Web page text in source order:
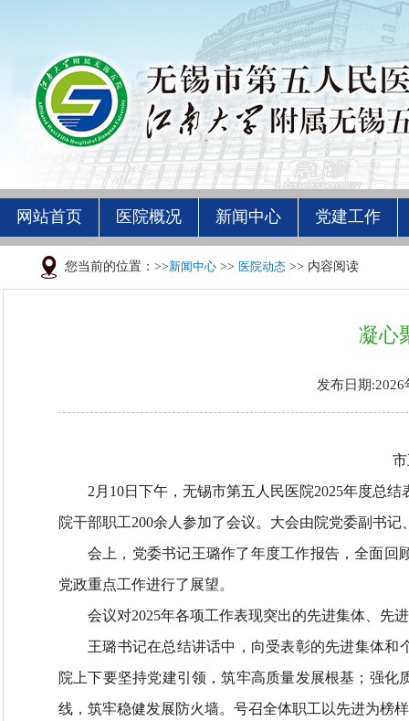
网站首页 医院概况 新闻中心 党建工作
您当前的位置：>>新闻中心 >> 医院动态 >> 内容阅读
凝心
发布日期:2026
2月10日下午，无锡市第五人民医院2025年度总
院干部职工200余人参加了会议。大会由院党委副书记
会上，党委书记王璐作了年度工作报告，全面回
党政重点工作进行了展望。
会议对2025年各项工作表现突出的先进集体、先
王璐书记在总结讲话中，向受表彰的先进集体和
院上下要坚持党建引领，筑牢高质量发展根基；强
线，筑牢稳健发展防火墙。号召全体职工以先进为榜